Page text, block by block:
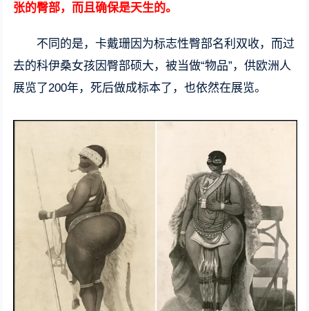
张的臀部，而且确保是天生的。
不同的是，卡戴珊因为标志性臀部名利双收，而过
去的科伊桑女孩因臀部硕大，被当做“物品”，供欧洲人
展览了200年，死后做成标本了，也依然在展览。